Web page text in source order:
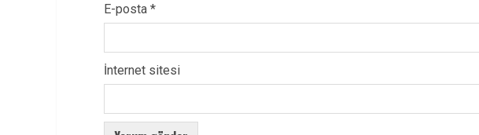
E-posta *
İnternet sitesi